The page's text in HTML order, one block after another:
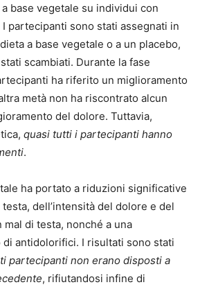
base vegetale su individui con
partecipanti sono stati assegnati in
a base vegetale o a un placebo,
scambiati. Durante la fase
ha riferito un miglioramento
metà non ha riscontrato alcun
del dolore. Tuttavia,
quasi tutti i partecipanti hanno
.
ha portato a riduzioni significative
dell’intensità del dolore e del
di testa, nonché a una
di antidolorifici. I risultati sono stati
partecipanti non erano disposti a
, rifiutandosi infine di